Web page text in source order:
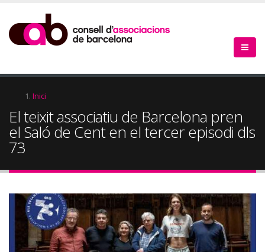
contingut
d'Ariadna
Inici
El teixit associatiu de Barcelona pren
el Saló de Cent en el tercer episodi dls
73